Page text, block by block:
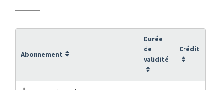
Abonnement
Durée
de
validité
Crédit